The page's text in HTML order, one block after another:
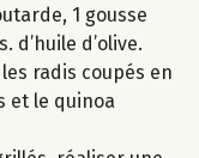
1 gousse
d’huile d’olive.
radis coupés en
et le quinoa